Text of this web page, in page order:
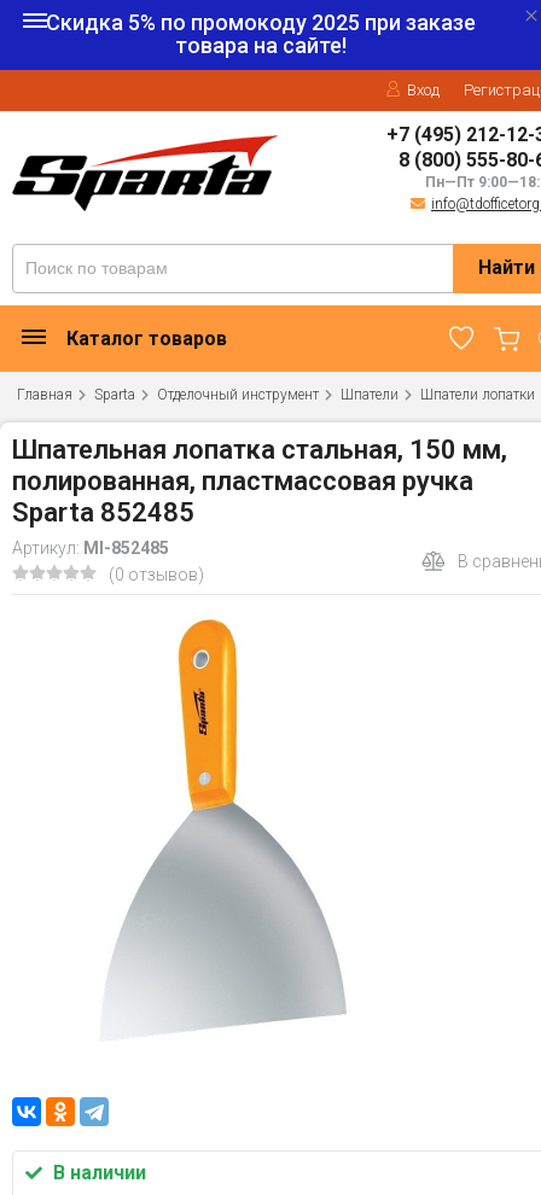
Скидка 5% по промокоду 2025 при заказе
товара на сайте!
Вход
+7 (495) 212-12-
8 (800) 555-80-
Пн—Пт
Найти
Каталог товаров
Главная Sparta Отделочный инструмент Шпатели Шпатели лопатки
Шпательная лопатка стальная, 150 мм,
полированная, пластмассовая ручка
Sparta 852485
Артикул: MI-852485
(0 отзывов)
В
В наличии